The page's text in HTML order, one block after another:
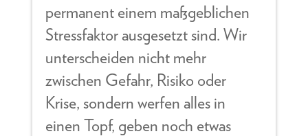
permanent einem maßgeblichen
Stressfaktor ausgesetzt sind. Wir
unterscheiden nicht mehr
zwischen Gefahr, Risiko oder
Krise, sondern werfen alles in
einen Topf, geben noch etwas